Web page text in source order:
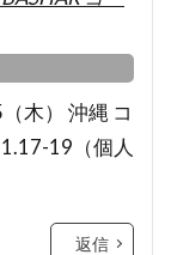
木） 沖縄 コ
19（個人
返信